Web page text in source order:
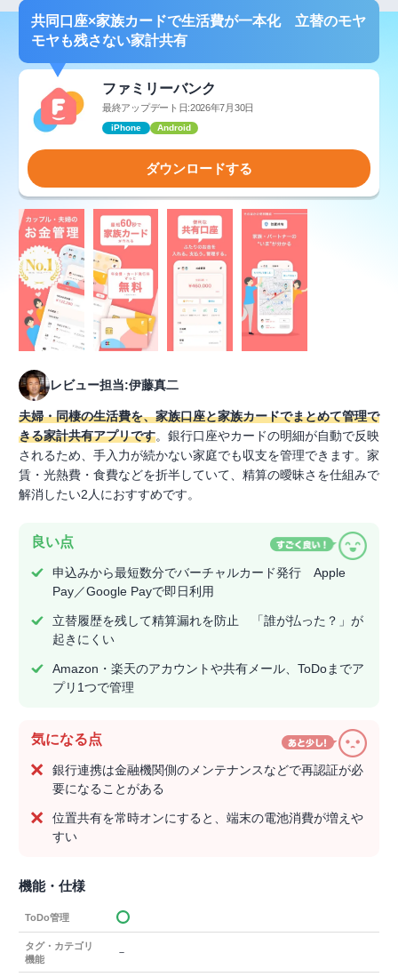
共同口座×家族カードで生活費が一本化 立替のモヤ
モヤも残さない家計共有
ファミリーバンク
最終アップデート日:2026年7月30日
iPhone Android
ダウンロードする
レビュー担当:伊藤真二
夫婦・同棲の生活費を、家族口座と家族カードでまとめて管理で
きる家計共有アプリです。銀行口座やカードの明細が自動で反映
されるため、手入力が続かない家庭でも収支を管理できます。家
賃・光熱費・食費などを折半していて、精算の曖昧さを仕組みで
解消したい2人におすすめです。
良い点
申込みから最短数分でバーチャルカード発行 Apple
Pay／Google Payで即日利用
立替履歴を残して精算漏れを防止 「誰が払った？」が
起きにくい
Amazon・楽天のアカウントや共有メール、ToDoまでア
プリ1つで管理
気になる点
銀行連携は金融機関側のメンテナンスなどで再認証が必
要になることがある
位置共有を常時オンにすると、端末の電池消費が増えや
すい
機能・仕様
ToDo管理
タグ・カテゴリ
機能
－